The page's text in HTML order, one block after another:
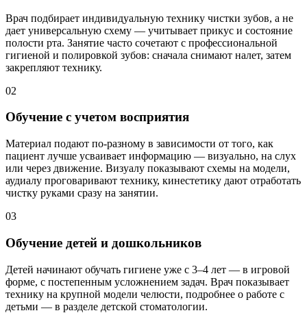
Врач подбирает индивидуальную технику чистки зубов, а не
дает универсальную схему — учитывает прикус и состояние
полости рта. Занятие часто сочетают с профессиональной
гигиеной и полировкой зубов: сначала снимают налет, затем
закрепляют технику.
02
Обучение с учетом восприятия
Материал подают по-разному в зависимости от того, как
пациент лучше усваивает информацию — визуально, на слух
или через движение. Визуалу показывают схемы на модели,
аудиалу проговаривают технику, кинестетику дают отработать
чистку руками сразу на занятии.
03
Обучение детей и дошкольников
Детей начинают обучать гигиене уже с 3–4 лет — в игровой
форме, с постепенным усложнением задач. Врач показывает
технику на крупной модели челюсти, подробнее о работе с
детьми — в разделе детской стоматологии.